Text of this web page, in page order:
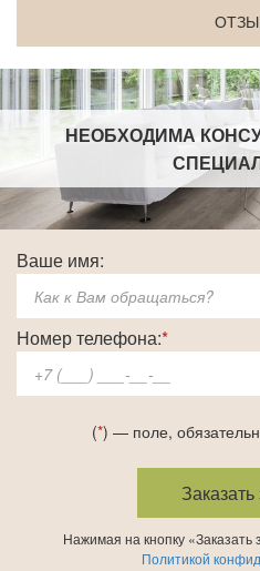
НЕОБХОДИМА
Ваше имя:
Номер телефона:*
(*) — поле,
Нажимая на кнопку «Заказать
Политикой